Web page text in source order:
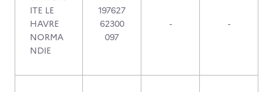
ITE LE
HAVRE
NORMA
NDIE
197627
62300
097
- -